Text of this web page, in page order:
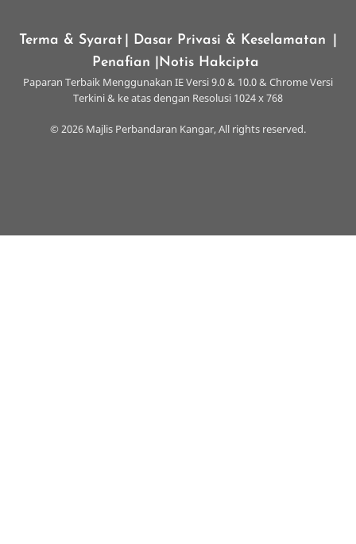
Terma & Syarat | Dasar Privasi & Keselamatan
Penafian
|Notis Hakcipta
Paparan Terbaik Menggunakan IE Versi 9.0 & 10.0 & Chrome Versi
Terkini & ke atas dengan Resolusi 1024 x 768
© 2026 Majlis Perbandaran Kangar, All rights reserved.